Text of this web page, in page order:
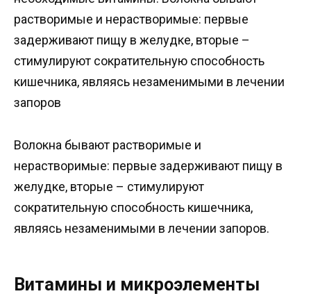
растворимые и нерастворимые: первые
задерживают пищу в желудке, вторые –
стимулируют сократительную способность
кишечника, являясь незаменимыми в лечении
запоров
Волокна бывают растворимые и
нерастворимые: первые задерживают пищу в
желудке, вторые – стимулируют
сократительную способность кишечника,
являясь незаменимыми в лечении запоров.
Витамины и микроэлементы